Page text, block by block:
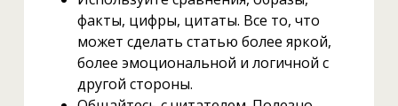
факты, цифры, цитаты. Все то, что
может сделать статью более яркой,
более эмоциональной и логичной с
другой стороны.